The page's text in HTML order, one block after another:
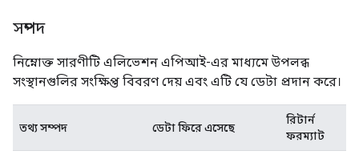
সম্পদ
নিম্নোক্ত সারণীটি এলিভেশন এপিআই-এর মাধ্যমে উপলব্ধ
সংস্থানগুলির সংক্ষিপ্ত বিবরণ দেয় এবং এটি যে ডেটা প্রদান করে।
তথ্য সম্পদ ডেটা ফিরে এসেছে
রিটার্ন
ফরম্যাট